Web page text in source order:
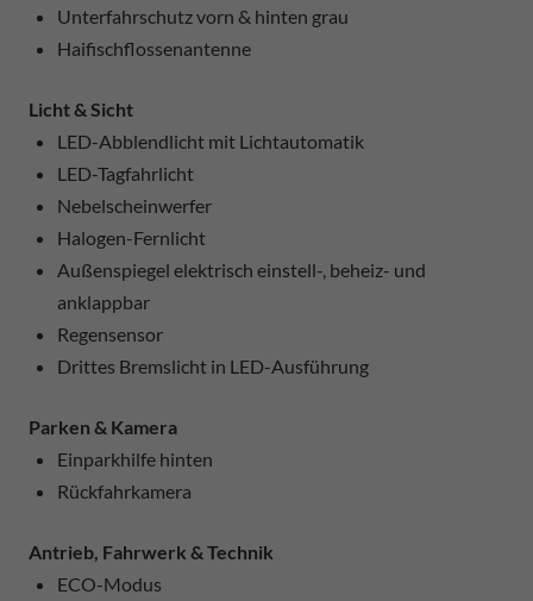
Unterfahrschutz vorn & hinten grau
Haifischflossenantenne
Licht & Sicht
LED-Abblendlicht mit Lichtautomatik
LED-Tagfahrlicht
Nebelscheinwerfer
Halogen-Fernlicht
Außenspiegel elektrisch einstell-, beheiz- und
anklappbar
Regensensor
Drittes Bremslicht in LED-Ausführung
Parken & Kamera
Einparkhilfe hinten
Rückfahrkamera
Antrieb, Fahrwerk & Technik
ECO-Modus